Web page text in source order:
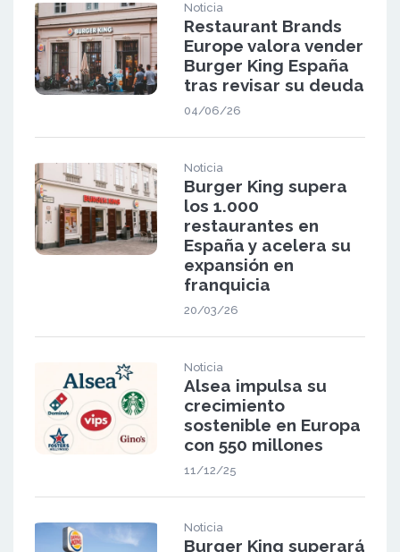
Noticia
Restaurant Brands
Europe valora vender
Burger King España
tras revisar su deuda
04/06/26
Noticia
Burger King supera
los 1.000
restaurantes en
España y acelera su
expansión en
franquicia
20/03/26
Noticia
Alsea impulsa su
crecimiento
sostenible en Europa
con 550 millones
11/12/25
Noticia
Burger King superará